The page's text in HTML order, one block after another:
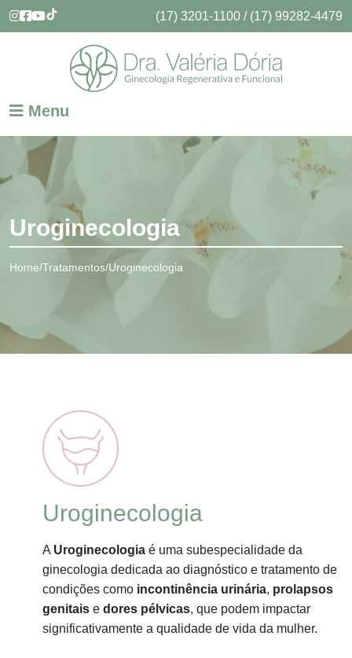
(17) 3201-1100 / (17) 99282-4479
Menu
Uroginecologia
Home Tratamentos Uroginecologia
Uroginecologia
A Uroginecologia é uma subespecialidade da
ginecologia dedicada ao diagnóstico e tratamento de
condições como incontinência urinária, prolapsos
genitais e dores pélvicas, que podem impactar
significativamente a qualidade de vida da mulher.